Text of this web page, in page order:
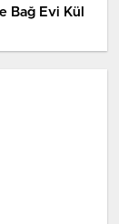
Bağ Evi Kül